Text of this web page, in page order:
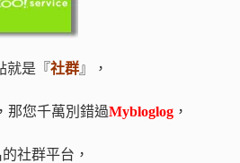
就是『社群』，
那您千萬別錯過Mybloglog ，
社群平台，